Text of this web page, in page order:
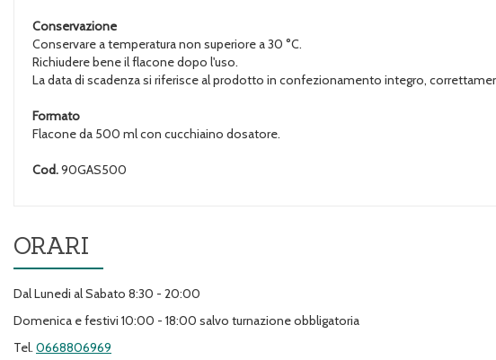
Conservazione
Conservare a temperatura non superiore a 30 °C.
Richiudere bene il flacone dopo l'uso.
La data di scadenza si riferisce al prodotto in confezionamento integro,
Formato
Flacone da 500 ml con cucchiaino dosatore.
Cod.90GAS500
ORARI
Dal Lunedi al Sabato 8:30 - 20:00
Domenica e festivi 10:00 - 18:00 salvo turnazione obbligatoria
Tel. 0668806969